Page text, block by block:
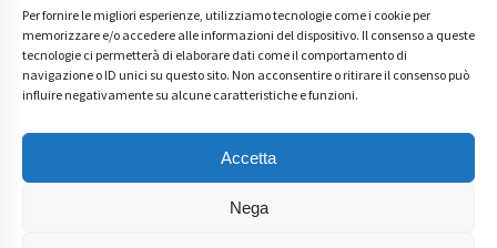
Per fornire le migliori esperienze, utilizziamo tecnologie come i cookie per
memorizzare e/o accedere alle informazioni del dispositivo. Il consenso a queste
tecnologie ci permetterà di elaborare dati come il comportamento di
navigazione o ID unici su questo sito. Non acconsentire o ritirare il consenso può
influire negativamente su alcune caratteristiche e funzioni.
Accetta
Nega
Main Partner